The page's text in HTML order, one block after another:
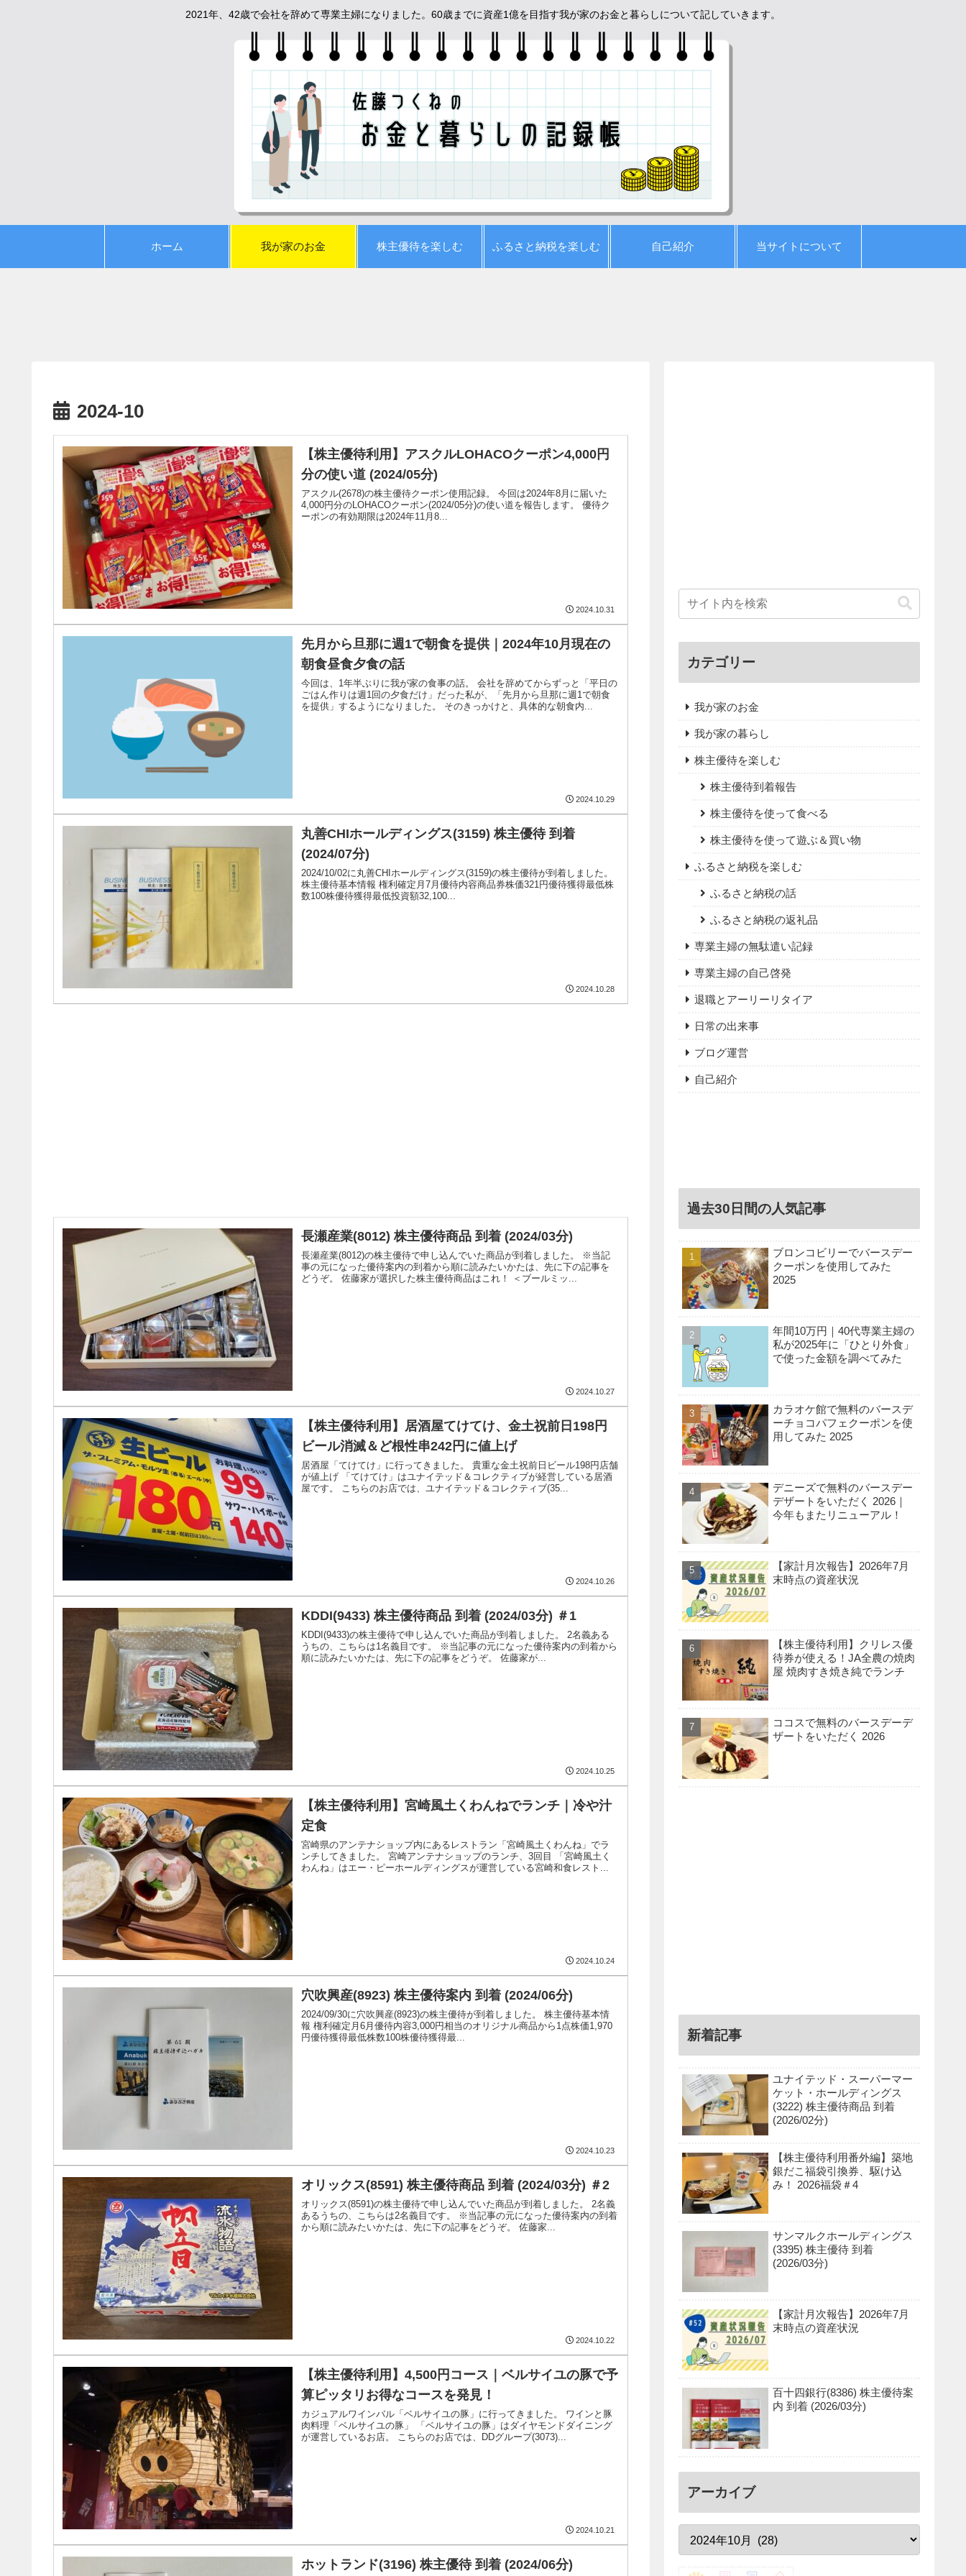
2021年、42歳で会社を辞めて専業主婦になりました。60歳までに資産1億を目指す我が家のお金と暮らしについて記していきます。
ホーム 我が家のお金 株主優待を楽しむ ふるさと納税を楽しむ 自己紹介 当サイトについて
2024-10
【株主優待利用】アスクルLOHACOクーポン4,000円
分の使い道 (2024/05分)
アスクル(2678)の株主優待クーポン使用記録。 今回は2024年8月に届いた
4,000円分のLOHACOクーポン(2024/05分)の使い道を報告します。 優待ク
ーポンの有効期限は2024年11月8...
2024.10.31
先月から旦那に週1で朝食を提供｜2024年10月現在の
朝食昼食夕食の話
今回は、1年半ぶりに我が家の食事の話。 会社を辞めてからずっと「平日の
ごはん作りは週1回の夕食だけ」だった私が、「先月から旦那に週1で朝食
を提供」するようになりました。 そのきっかけと、具体的な朝食内...
2024.10.29
丸善CHIホールディングス(3159) 株主優待 到着
(2024/07分)
2024/10/02に丸善CHIホールディングス(3159)の株主優待が到着しました。
株主優待基本情報 権利確定月7月優待内容商品券株価321円優待獲得最低株
数100株優待獲得最低投資額32,100...
2024.10.28
長瀬産業(8012) 株主優待商品 到着 (2024/03分)
長瀬産業(8012)の株主優待で申し込んでいた商品が到着しました。 ※当記
事の元になった優待案内の到着から順に読みたいかたは、先に下の記事を
どうぞ。 佐藤家が選択した株主優待商品はこれ！ ＜ブールミッ...
2024.10.27
【株主優待利用】居酒屋てけてけ、金土祝前日198円
ビール消滅＆ど根性串242円に値上げ
居酒屋「てけてけ」に行ってきました。 貴重な金土祝前日ビール198円店舗
が値上げ 「てけてけ」はユナイテッド＆コレクティブが経営している居酒
屋です。 こちらのお店では、ユナイテッド＆コレクティブ(35...
2024.10.26
KDDI(9433) 株主優待商品 到着 (2024/03分) ＃1
KDDI(9433)の株主優待で申し込んでいた商品が到着しました。 2名義ある
うちの、こちらは1名義目です。 ※当記事の元になった優待案内の到着から
順に読みたいかたは、先に下の記事をどうぞ。 佐藤家が...
2024.10.25
【株主優待利用】宮崎風土くわんねでランチ｜冷や汁
定食
宮崎県のアンテナショップ内にあるレストラン「宮崎風土くわんね」でラ
ンチしてきました。 宮崎アンテナショップのランチ、3回目 「宮崎風土く
わんね」はエー・ピーホールディングスが運営している宮崎和食レスト...
2024.10.24
穴吹興産(8923) 株主優待案内 到着 (2024/06分)
2024/09/30に穴吹興産(8923)の株主優待が到着しました。 株主優待基本情
報 権利確定月6月優待内容3,000円相当のオリジナル商品から1点株価1,970
円優待獲得最低株数100株優待獲得最...
2024.10.23
オリックス(8591) 株主優待商品 到着 (2024/03分) ＃2
オリックス(8591)の株主優待で申し込んでいた商品が到着しました。 2名義
あるうちの、こちらは2名義目です。 ※当記事の元になった優待案内の到着
から順に読みたいかたは、先に下の記事をどうぞ。 佐藤家...
2024.10.22
【株主優待利用】4,500円コース｜ベルサイユの豚で予
算ピッタリお得なコースを発見！
カジュアルワインバル「ベルサイユの豚」に行ってきました。 ワインと豚
肉料理「ベルサイユの豚」 「ベルサイユの豚」はダイヤモンドダイニング
が運営しているお店。 こちらのお店では、DDグループ(3073)...
2024.10.21
ホットランド(3196) 株主優待 到着 (2024/06分)
カテゴリー
我が家のお金
我が家の暮らし
株主優待を楽しむ
株主優待到着報告
株主優待を使って食べる
株主優待を使って遊ぶ＆買い物
ふるさと納税を楽しむ
ふるさと納税の話
ふるさと納税の返礼品
専業主婦の無駄遣い記録
専業主婦の自己啓発
退職とアーリーリタイア
日常の出来事
ブログ運営
自己紹介
過去30日間の人気記事
ブロンコビリーでバースデー
クーポンを使用してみた
2025
年間10万円｜40代専業主婦の
私が2025年に「ひとり外食」
で使った金額を調べてみた
カラオケ館で無料のバースデ
ーチョコパフェクーポンを使
用してみた 2025
デニーズで無料のバースデー
デザートをいただく 2026｜
今年もまたリニューアル！
【家計月次報告】2026年7月
末時点の資産状況
【株主優待利用】クリレス優
待券が使える！JA全農の焼肉
屋 焼肉すき焼き純でランチ
ココスで無料のバースデーデ
ザートをいただく 2026
新着記事
ユナイテッド・スーパーマー
ケット・ホールディングス
(3222) 株主優待商品 到着
(2026/02分)
【株主優待利用番外編】築地
銀だこ福袋引換券、駆け込
み！ 2026福袋＃4
サンマルクホールディングス
(3395) 株主優待 到着
(2026/03分)
【家計月次報告】2026年7月
末時点の資産状況
百十四銀行(8386) 株主優待案
内 到着 (2026/03分)
アーカイブ